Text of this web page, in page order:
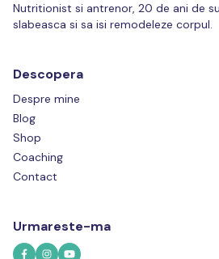
Nutritionist si antrenor, 20 de ani de
slabeasca si sa isi remodeleze corpul.
Descopera
Despre mine
Blog
Shop
Coaching
Contact
Urmareste-ma